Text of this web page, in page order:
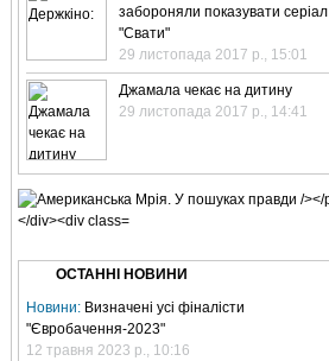
забороняли показувати серіал
"Свати"
29 листопада 2017 р., 15:01
Джамала чекає на дитину
29 листопада 2017 р., 14:41
ОСТАННІ НОВИНИ
Новини: Визначені усі фіналісти
"Євробачення-2023"
12 травня 2023 р., 10:16